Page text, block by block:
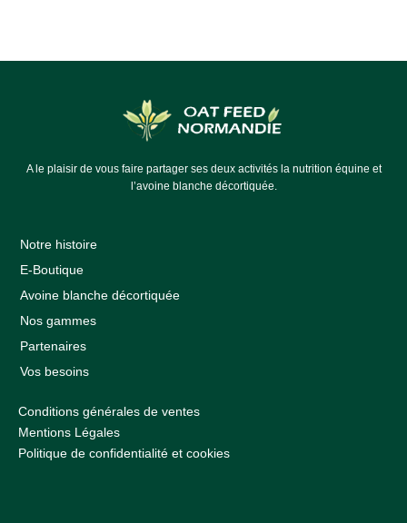
A le plaisir de vous faire partager ses deux activités la nutrition équine et
l’avoine blanche décortiquée.
Notre histoire
E-Boutique
Avoine blanche décortiquée
Nos gammes
Partenaires
Vos besoins
Conditions générales de ventes
Mentions Légales
Politique de confidentialité et cookies